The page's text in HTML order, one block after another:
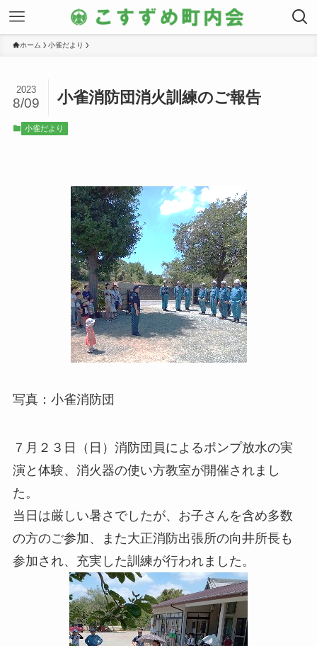
ホーム 小雀だより
小雀消防団消火訓練のご報告
2023
8/09
小雀だより
写真：小雀消防団
７月２３日（日）消防団員によるポンプ放水の実
演と体験、消火器の使い方教室が開催されまし
た。
当日は厳しい暑さでしたが、お子さんを含め多数
の方のご参加、また大正消防出張所の向井所長も
参加され、充実した訓練が行われました。